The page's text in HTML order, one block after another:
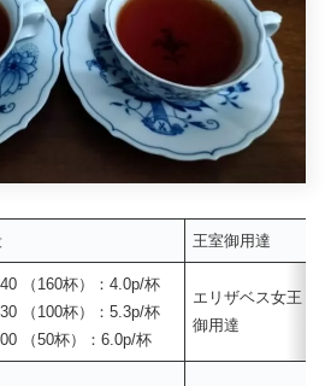
王室御用達
（160杯）：4.0p/杯
（100杯）：5.3p/杯
（50杯）：6.0p/杯
エリザベス女王
御用達